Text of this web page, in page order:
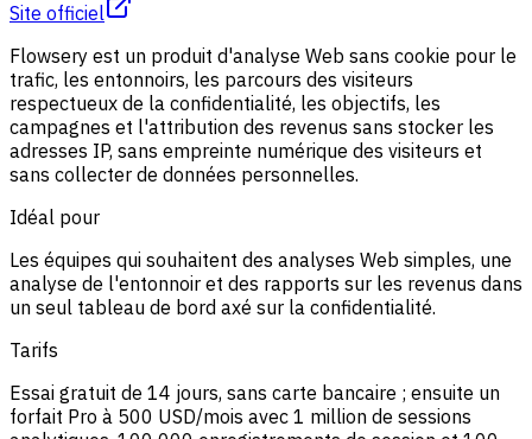
Site officiel
Flowsery est un produit d'analyse Web sans cookie pour le
trafic, les entonnoirs, les parcours des visiteurs
respectueux de la confidentialité, les objectifs, les
campagnes et l'attribution des revenus sans stocker les
adresses IP, sans empreinte numérique des visiteurs et
sans collecter de données personnelles.
Idéal pour
Les équipes qui souhaitent des analyses Web simples, une
analyse de l'entonnoir et des rapports sur les revenus dans
un seul tableau de bord axé sur la confidentialité.
Tarifs
Essai gratuit de 14 jours, sans carte bancaire ; ensuite un
forfait Pro à 500 USD/mois avec 1 million de sessions